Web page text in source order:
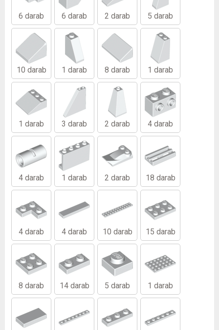
6 darab 6 darab 2 darab 5 darab
10 darab 1 darab 8 darab 1 darab
1 darab 3 darab 2 darab 4 darab
4 darab 1 darab 2 darab 18 darab
4 darab 4 darab 10 darab 15 darab
8 darab 14 darab 5 darab 1 darab